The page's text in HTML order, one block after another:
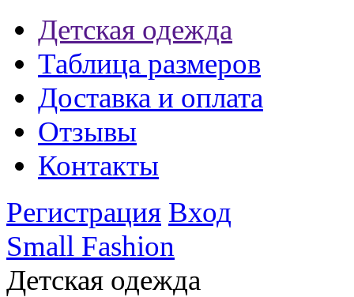
Детская одежда
Таблица размеров
Доставка и оплата
Отзывы
Контакты
Регистрация Вход
Small Fashion
Детская одежда